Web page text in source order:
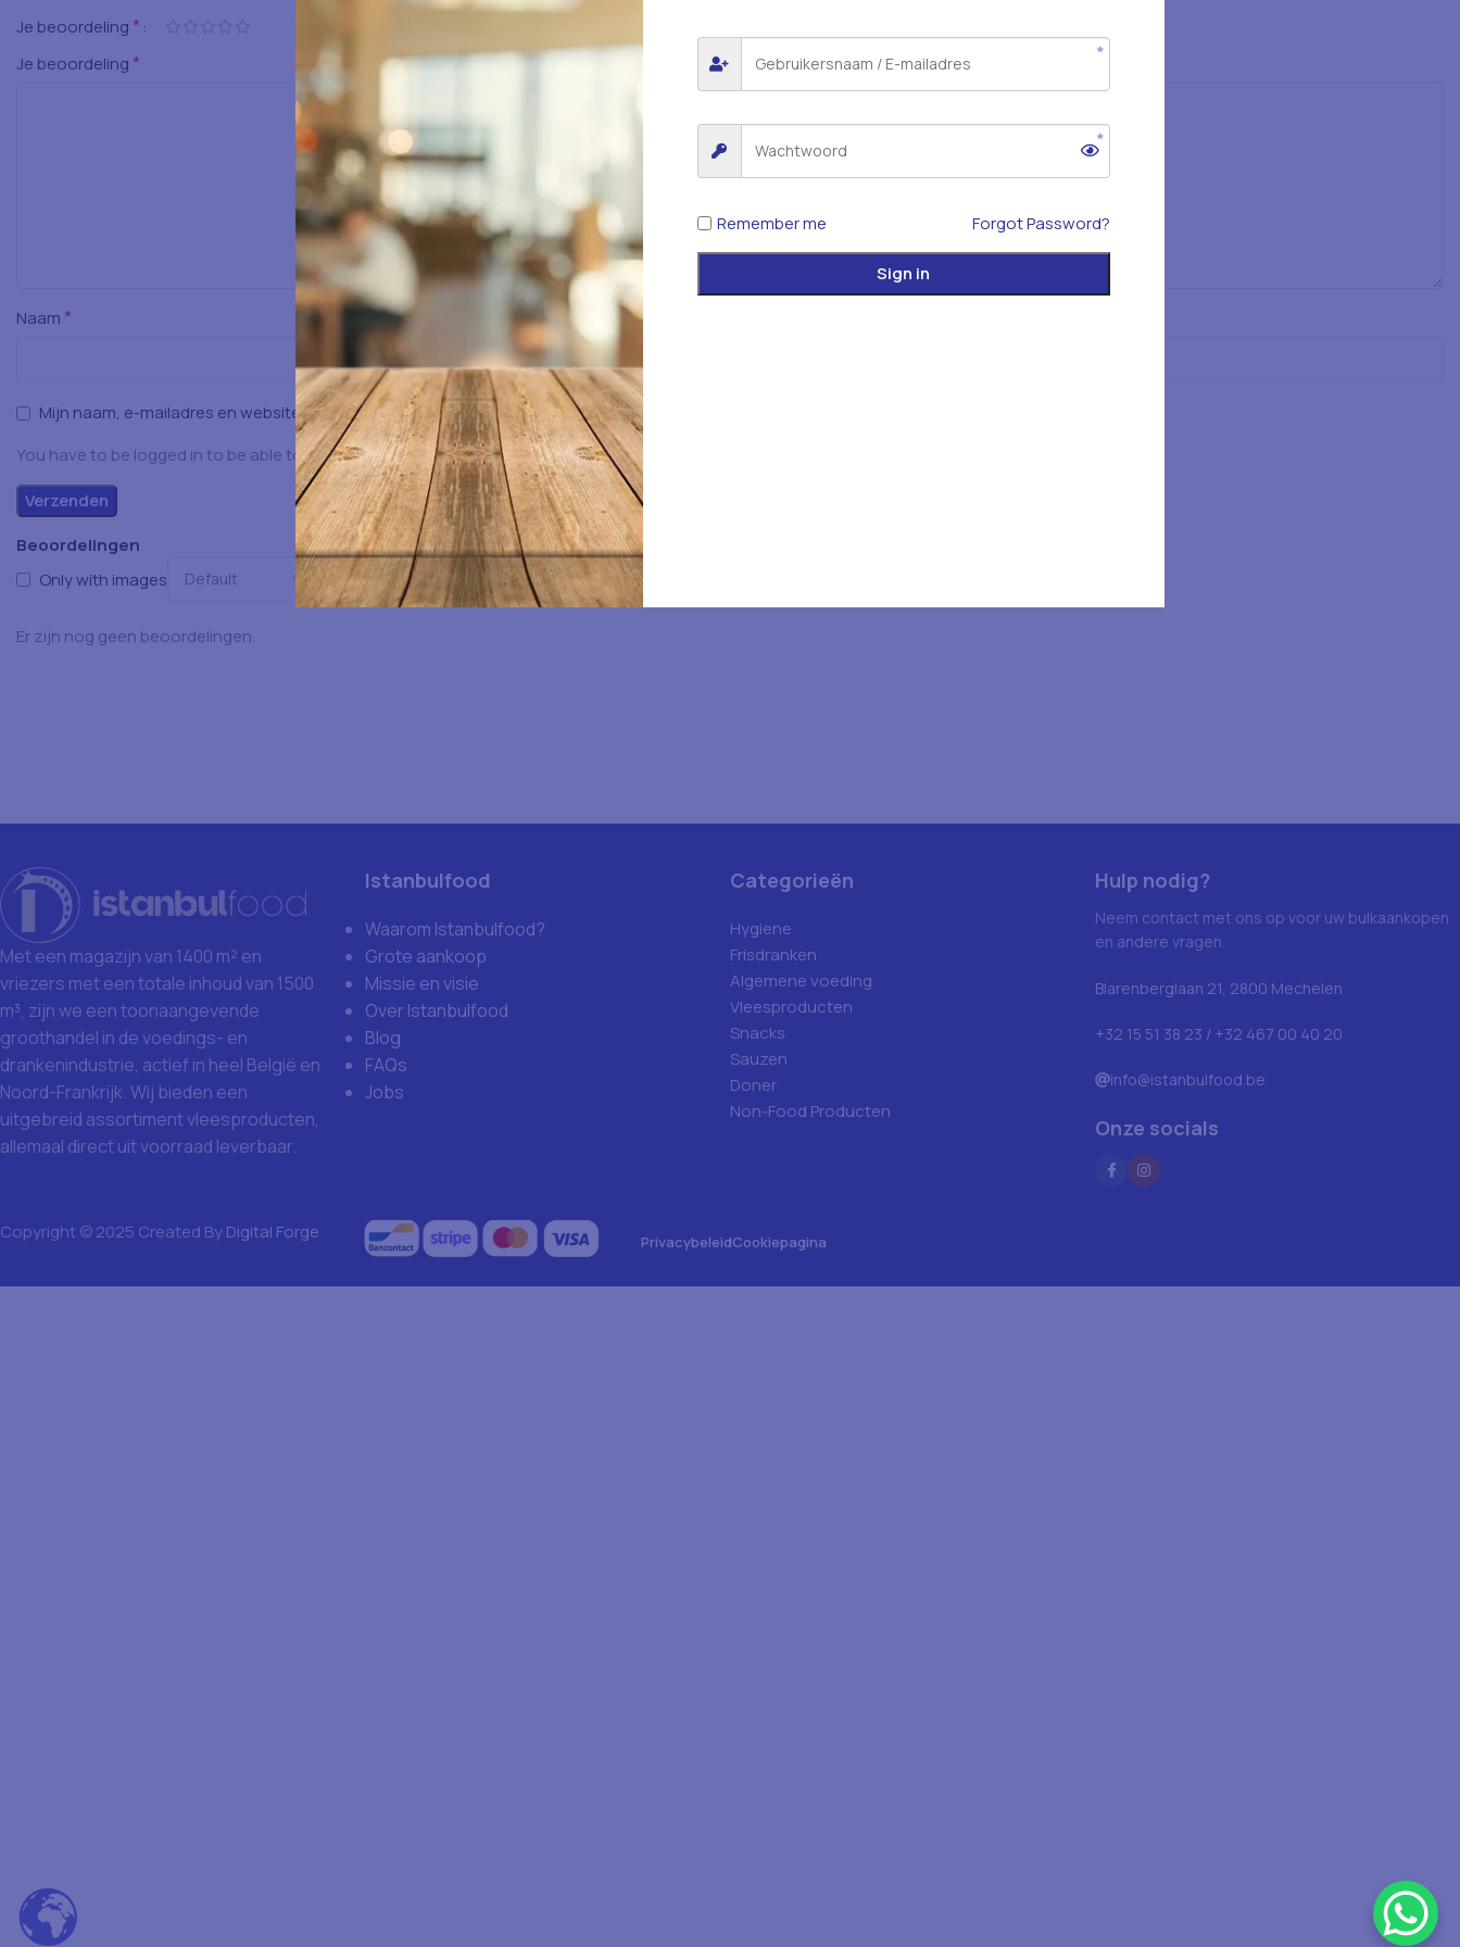
Beoordelingen
Only with images
Er zijn nog geen beoordelingen.
Je beoordeling *
Je beoordeling *
Naam *
Mijn naam, e-mailadres en website opslaan in deze browser voor de volgende keer wanneer ik een reactie plaats.
You have to be logged in to be able to add photos to your review.
Met een magazijn van 1400 m² en
vriezers met een totale inhoud van 1500
m³, zijn we een toonaangevende
groothandel in de voedings- en
drankenindustrie, actief in heel België en
Noord-Frankrijk. Wij bieden een
uitgebreid assortiment vleesproducten,
allemaal direct uit voorraad leverbaar.
Istanbulfood
Waarom Istanbulfood?
Grote aankoop
Missie en visie
Over Istanbulfood
Blog
FAQs
Jobs
Categorieën
Hygiene
Frisdranken
Algemene voeding
Vleesproducten
Snacks
Sauzen
Doner
Non-Food Producten
Hulp nodig?
Neem contact met ons op voor uw bulkaankopen
en andere vragen.
Blarenberglaan 21, 2800 Mechelen
+32 15 51 38 23 / +32 467 00 40 20
info@istanbulfood.be
Onze socials
Copyright © 2025 Created ByDigital Forge PrivacybeleidCookiepagina
Remember me Forgot Password?
Sign in